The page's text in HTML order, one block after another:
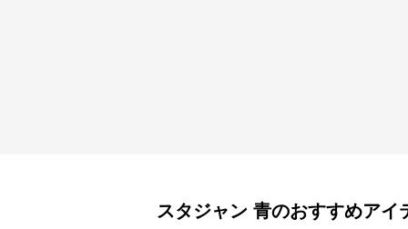
スタジャン 青のおすすめアイ